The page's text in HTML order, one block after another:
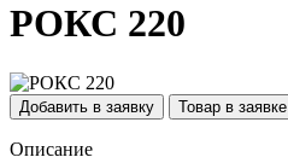
РОКС 220
Добавить в заявку Товар в заявке
Описание